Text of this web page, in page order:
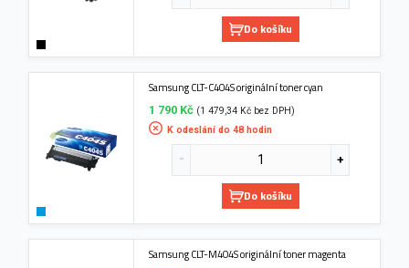
Do košíku
Samsung CLT-C404S originální toner cyan
1 790 Kč (1 479,34 Kč bez DPH)
K odeslání do 48 hodin
Do košíku
Samsung CLT-M404S originální toner magenta